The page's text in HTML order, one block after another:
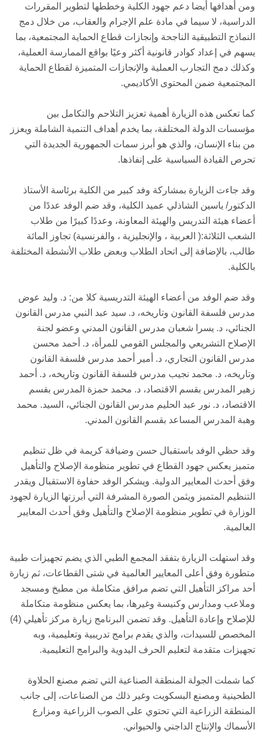
ومن أهدافها أيضا دعم جهود الكلية وخططها لتطوير المقررات
الدراسية، لا سيما في مادة علم الإجرام والعقاب، من خلال دمج
النماذج التطبيقية الناجحة وإنجازات قطاع الحماية المجتمعية، بما
يسهم في إعداد كوادر قانونية أكثر وعيًا بواقع الممارسة العملية،
وكذلك دمج التجارب العملية والإنجازات المتميزة لقطاع الحماية
المجتمعية ضمن المحتوى الأكاديمي.
كما تعكس هذه الزيارة أهمية تعزيز التلاحم والتكامل بين
مؤسسات الدولة المختلفة، بما يخدم أهداف التنمية الشاملة ويعزز
من بناء الإنسان، والذي هو أبرز سمات الجمهورية الجديدة التي
تحرص القيادة السياسية على إنفاذها.
وقد جاءت الزيارة بمشاركة وفد كبير من الكلية برئاسة الأستاذ
الدكتور/ ياسين الشاذلي عميد الكلية، وقد ضم الوفد عددًا من
أعضاء هيئة التدريس والهيئة المعاونة، وعددًا كبيرًا من طلاب
الشعب الثلاثة:( العربية ، والإنجليزية ، والفرنسية) تجاوز المائة
طالب، بالإضافة إلى اتحاد الطلاب وبعض طلاب الأنشطة المختلفة
بالكلية.
وقد ضم الوفد من أعضاء الهيئة التدريسية كلا من: د. وليد عوض
مدرس فلسفة القانون وتاريخه، د. سيد عبد النبي مدرس القانون
الجنائي، د. يسرا شعبان مدرس القانون المدني وعضو لجنة
الإصلاح التشريعي والمجلس القومي للمرأة، د. أحمد محسن
مدرس القانون التجاري، د. أمير أحمد مدرس فلسفة القانون
وتاريخه، د. محمد نجيب مدرس فلسفة القانون وتاريخه، د. أحمد
زهير المدرس بقسم الاقتصاد، د. محمد حمزة المدرس بقسم
الاقتصاد، د. نور عبد الحليم مدرس القانون الجنائي، السيد. محمد
وهبة المدرس المساعد بقسم القانون المدني.
وقد حظي الوفد باستقبال حسن وضيافة كريمة في ظل تنظيم
متميز يعكس جهود القطاع في تطوير منظومة الإصلاح والتأهيل
وفق أحدث المعايير الدولية. ويشكر الوفد حفاوة الاستقبال ويقدر
التنظيم المتميز ويثمن الصورة المشرفة التي أبرزتها الزيارة لجهود
الوزارة في تطوير منظومة الإصلاح والتأهيل وفق أحدث المعايير
العالمية.
وقد استهلت الزيارة بتفقد المجمع الطبي الذي يضم تجهيزات طبية
متطورة وفق أعلى المعايير العالمية في شتى القطاعات، ثم زيارة
أحد مراكز التأهيل التي تضم مرافق متكاملة من مطبخ ومسجد
وملاعب ومدارس وكنيسة وغيرها، بما يعكس منظومة متكاملة
للإصلاح وإعادة التأهيل. وقد تضمن البرنامج زيارة مركز تأهيلي (4)
المخصص للسيدات، والذي يقدم برامج تدريبية وتعليمية، وبه
تجهيزات متقدمة لتعليم الحرف اليدوية والبرامج التعليمية.
كما شملت الجولة المنطقة الصناعية التي تضم مصنع الحلاوة
الطحينية ومصنع البسكويت وغير ذلك من الصناعات، إلى جانب
المنطقة الزراعية التي تحتوي على الصوب الزراعية ومزارع
الأسماك والإنتاج الداجني والحيواني.